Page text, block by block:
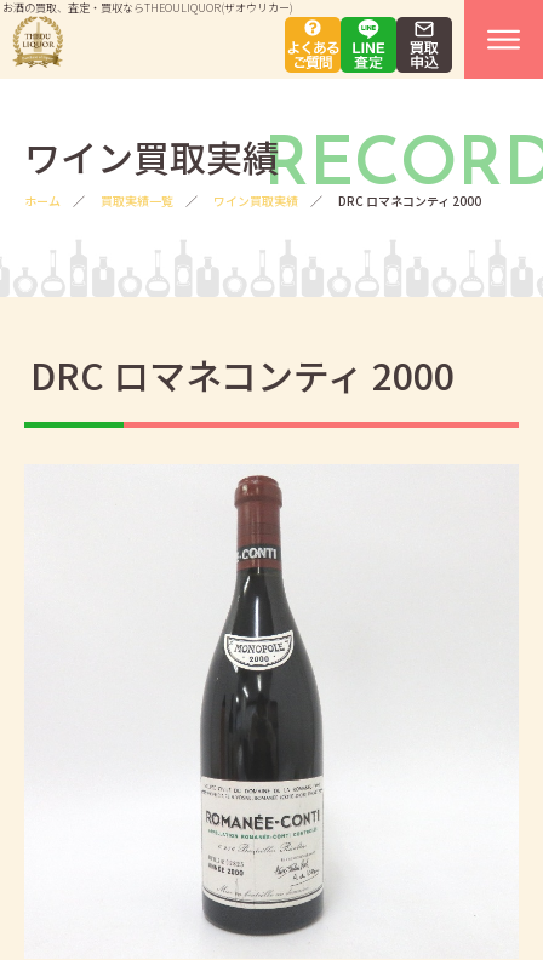
お酒の買取、査定・買収ならTHEOULIQUOR(ザオウリカー)
ワイン買取実績
ホーム 買取実績一覧 ワイン買取実績 DRC ロマネコンティ 2000
DRC ロマネコンティ 2000